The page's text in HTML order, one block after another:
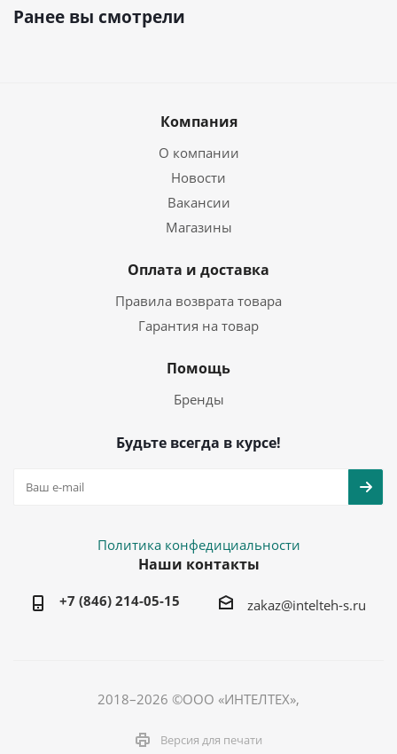
Ранее вы смотрели
Компания
О компании
Новости
Вакансии
Магазины
Оплата и доставка
Правила возврата товара
Гарантия на товар
Помощь
Бренды
Будьте всегда в курсе!
Политика конфедициальности
Наши контакты
+7 (846) 214-05-15 zakaz@intelteh-s.ru
2018–2026 ©ООО «ИНТЕЛТЕХ»,
Версия для печати